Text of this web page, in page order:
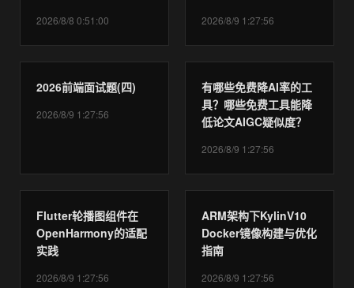
2026/8/8 0:51:00 2026/8/9 1:27:56
2026前端面试题(四)
2026/8/9 1:27:56
有哪些免费降AI率的工
具？哪些免费工具能降
低论文AIGC疑似度？
2026/8/9 1:27:56
Flutter轮播图组件在
OpenHarmony的适配
实践
2026/8/9 1:27:56
ARM架构下KylinV10
Docker镜像构建与优化
指南
2026/8/9 1:27:56